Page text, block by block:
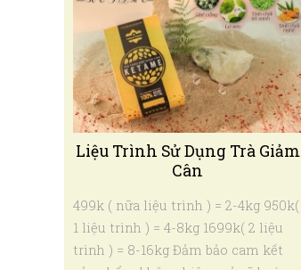
Liệu Trình Sử Dụng Trà Giảm
Cân
499k ( nữa liệu trình ) = 2-4kg 950k(
1 liệu trình ) = 4-8kg 1699k( 2 liệu
trình ) = 8-16kg Đảm bảo cam kết